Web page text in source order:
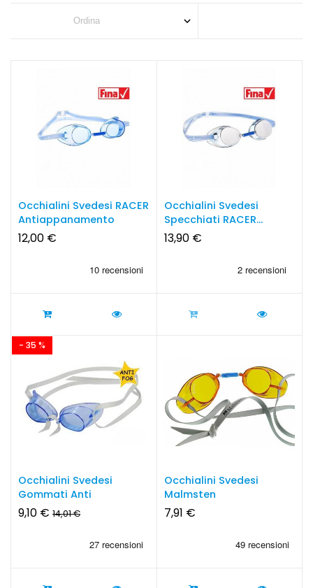
Occhialini Svedesi RACER
Antiappanamento
12,00 €
Occhialini Svedesi
Specchiati RACER...
13,90 €
- 35 %
Occhialini Svedesi
Gommati Anti
Appannamento -...
9,10 € 14,01 €
Occhialini Svedesi
Malmsten
7,91 €